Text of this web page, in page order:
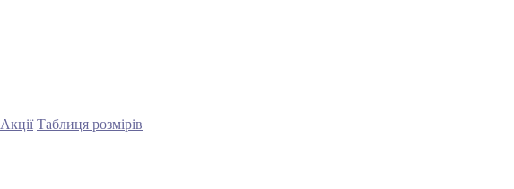
Акції Таблиця розмірів